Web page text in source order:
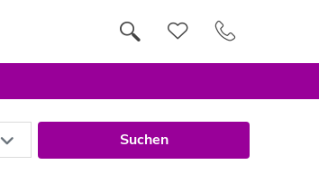
Suchen